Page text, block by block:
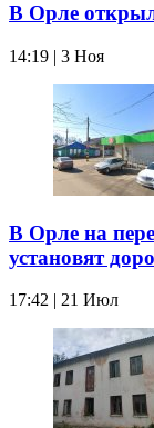
В Орле
14:19 | 3 Ноя
В Орле на
установят
17:42 | 21 Июл